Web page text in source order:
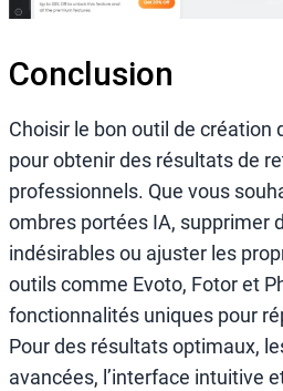
Conclusion
Choisir le bon outil de création
pour obtenir des résultats de
professionnels. Que vous
ombres portées IA, supprimer
indésirables ou ajuster les
outils comme Evoto, Fotor et
fonctionnalités uniques pour
Pour des résultats optimaux,
avancées, l’interface intuitive